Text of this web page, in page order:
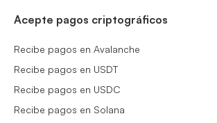
Acepte pagos criptográficos
Recibe pagos en Avalanche
Recibe pagos en USDT
Recibe pagos en USDC
Recibe pagos en Solana